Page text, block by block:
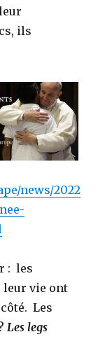
ils
news/2022
: les
leur vie ont
Les
Les legs